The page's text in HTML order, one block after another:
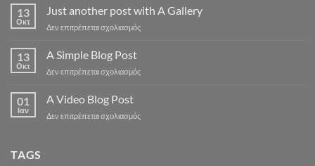
to
Flatsome
13
Οκτ
Just another post with A Gallery
Δεν επιτρέπεται σχολιασμόςστο
with
13
Οκτ
A Simple Blog Post
Δεν επιτρέπεται σχολιασμόςστο
Post
01
Ιαν
A Video Blog Post
Δεν επιτρέπεται σχολιασμόςστο
TAGS